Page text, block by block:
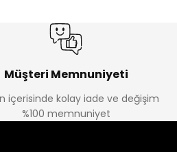
Yeni
Kampçı Minik Erkek Çocuk
Müşteri Memnuniyeti
içerisinde kolay iade ve değişim
%100 memnuniyet